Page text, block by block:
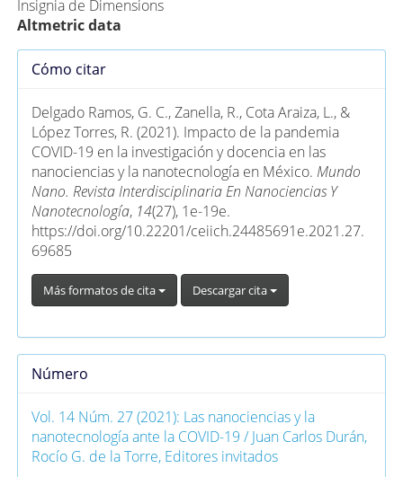
Insignia de Dimensions
Altmetric data
Detalles
artículo
Cómo citar
Delgado Ramos, G. C., Zanella, R., Cota Araiza, L., &
López Torres, R. (2021). Impacto de la pandemia
COVID-19 en la investigación y docencia en las
nanociencias y la nanotecnología en México. Mundo
Nano. Revista Interdisciplinaria En Nanociencias Y
Nanotecnología, 14(27), 1e-19e.
https://doi.org/10.22201/ceiich.24485691e.2021.27.
69685
Más formatos de cita Descargar cita
Número
Vol. 14 Núm. 27 (2021): Las nanociencias y la
nanotecnología ante la COVID-19 / Juan Carlos Durán,
Rocío G. de la Torre, Editores invitados